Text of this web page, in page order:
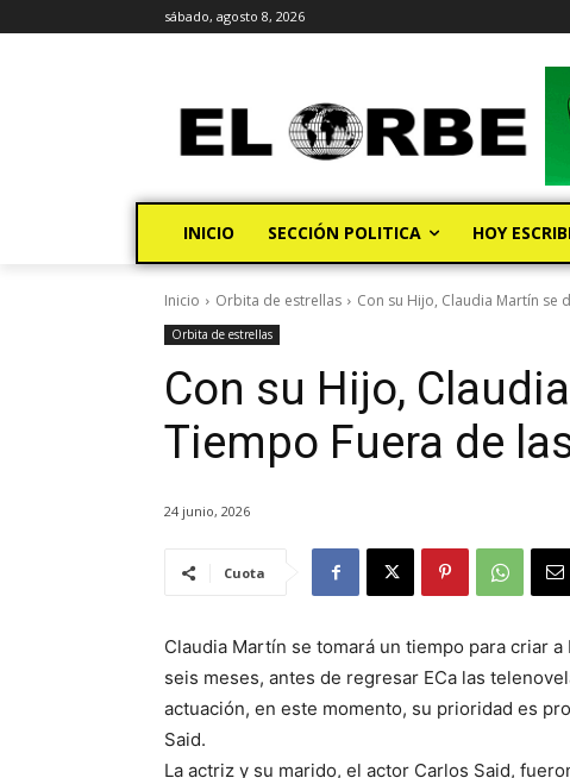
sábado, agosto 8, 2026
INICIO SECCIÓN POLITICA HOY
Inicio Orbita de estrellas Con su Hijo, Claudia Martín se
Orbita de estrellas
Con su Hijo,
Tiempo Fuera de
24 junio, 2026
Cuota
Claudia Martín se tomará un tiempo para criar
seis meses, antes de regresar ECa las
actuación, en este momento, su prioridad es
Said.
La actriz y su marido, el actor Carlos Said,